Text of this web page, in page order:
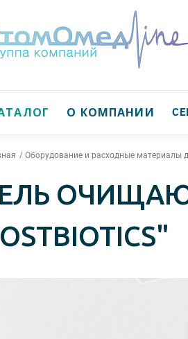
О КОМПАНИИ
Оборудование и расходные материалы